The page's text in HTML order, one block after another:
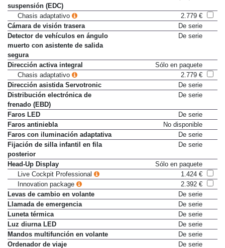
Control electrónico de la
suspensión (EDC)
Chasis adaptativo
2.779 €
Cámara de visión trasera
De serie
Detector de vehículos en ángulo
muerto con asistente de salida
segura
Dirección activa integral
Sólo en paquete
Chasis adaptativo
2.779 €
Dirección asistida Servotronic
De serie
Distribución electrónica de
frenado (EBD)
Faros LED
De serie
Faros antiniebla
No disponible
Faros con iluminación adaptativa
De serie
Fijación de silla infantil en fila
posterior
Head-Up Display
Sólo en paquete
Live Cockpit Professional
1.424 €
Innovation package
2.392 €
Levas de cambio en volante
De serie
Llamada de emergencia
De serie
Luneta térmica
De serie
Luz diurna LED
De serie
Mandos multifunción en volante
De serie